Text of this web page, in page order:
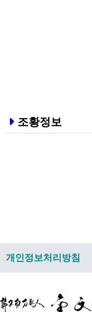
조황정보
개인정보처리방침